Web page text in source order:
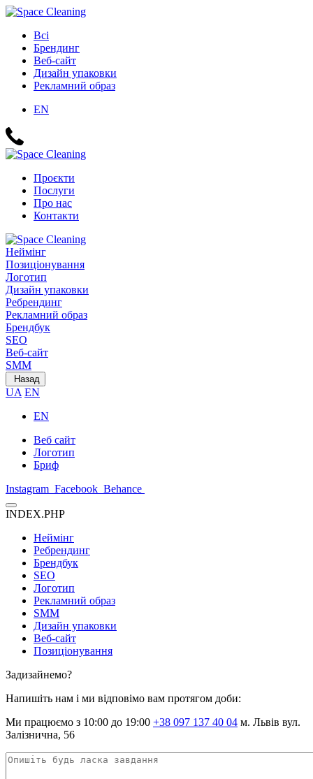
Всі
Брендинг
Веб-сайт
Дизайн упаковки
Рекламний образ
EN
Проєкти
Послуги
Про нас
Контакти
Неймінг
Позиціонування
Логотип
Дизайн упаковки
Ребрендинг
Рекламний образ
Брендбук
SEO
Веб-сайт
SMM
Назад
UA EN
EN
Веб сайт
Логотип
Бриф
Instagram Facebook Behance
INDEX.PHP
Неймінг
Ребрендинг
Брендбук
SEO
Логотип
Рекламний образ
SMM
Дизайн упаковки
Веб-сайт
Позиціонування
Задизайнемо?
Напишіть нам і ми відповімо вам протягом доби:
Ми працюємо з 10:00 до 19:00 +38 097 137 40 04 м. Львів вул.
Залізнична, 56